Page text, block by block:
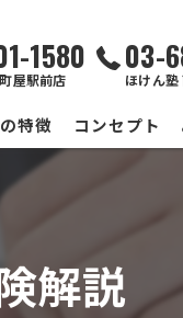
1580
屋駅前店
03-
ほけん
特徴 コンセプト
解説